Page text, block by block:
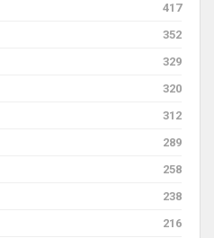
417
352
329
320
312
289
258
238
216